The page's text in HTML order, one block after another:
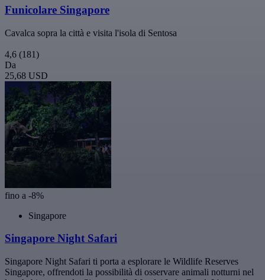
Funicolare Singapore
Cavalca sopra la città e visita l'isola di Sentosa
4,6 (181)
Da
25,68 USD
fino a -8%
Singapore
Singapore Night Safari
Singapore Night Safari ti porta a esplorare le Wildlife Reserves
Singapore, offrendoti la possibilità di osservare animali notturni nel